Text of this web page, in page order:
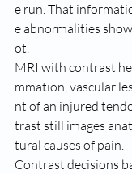
e run. That
e abnormalities show
ot.
MRI with contrast
mmation, vascular
nt of an injured
trast still images
tural causes of pain.
Contrast decisions